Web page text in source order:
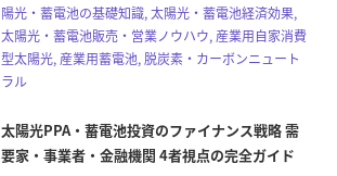
陽光・蓄電池の基礎知識, 太陽光・蓄電池経済効果,
太陽光・蓄電池販売・営業ノウハウ, 産業用自家消費
型太陽光, 産業用蓄電池, 脱炭素・カーボンニュート
ラル
太陽光PPA・蓄電池投資のファイナンス戦略 需
要家・事業者・金融機関 4者視点の完全ガイド